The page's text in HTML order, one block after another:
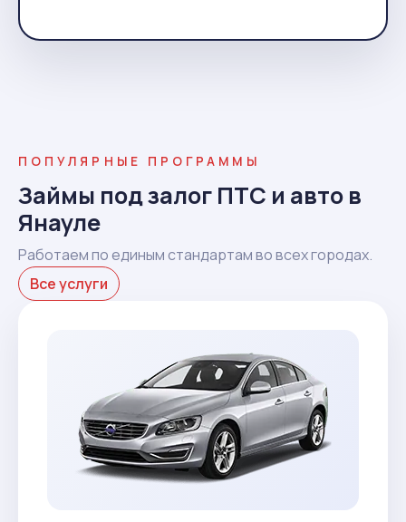
ПОПУЛЯРНЫЕ ПРОГРАММЫ
Займы под залог ПТС и авто в
Янауле
Работаем по единым стандартам во всех городах.
Все услуги